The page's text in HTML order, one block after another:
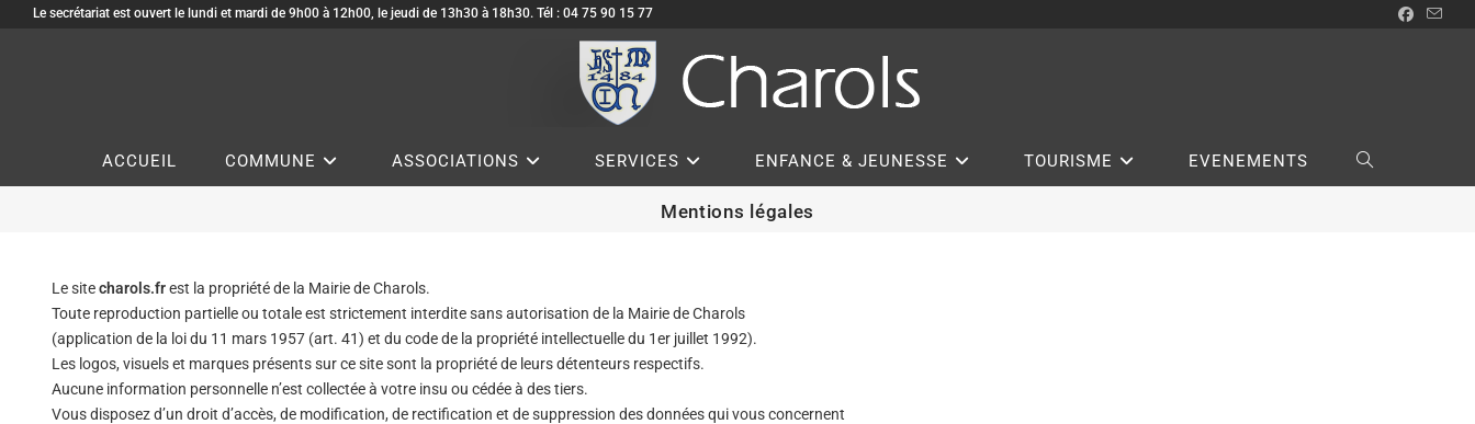
Le secrétariat est ouvert le lundi et mardi de 9h00 à 12h00, le jeudi de 13h30 à 18h30. Tél : 04 75 90 15 77
ACCUEIL COMMUNE ASSOCIATIONS SERVICES ENFANCE & JEUNESSE TOURISME EVENEMENTS
Mentions légales
Le sitecharols.frest la propriété de la Mairie de Charols.
Toute reproduction partielle ou totale est strictement interdite sans autorisation de la Mairie de Charols
(application de la loi du 11 mars 1957 (art. 41) et du code de la propriété intellectuelle du 1er juillet 1992).
Les logos, visuels et marques présents sur ce site sont la propriété de leurs détenteurs respectifs.
Aucune information personnelle n’est collectée à votre insu ou cédée à des tiers.
Vous disposez d’un droit d’accès, de modification, de rectification et de suppression des données qui vous concernent